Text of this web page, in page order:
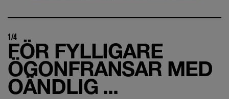
1/4
FÖR FYLLIGARE
ÖGONFRANSAR MED
OÄNDLIG ...